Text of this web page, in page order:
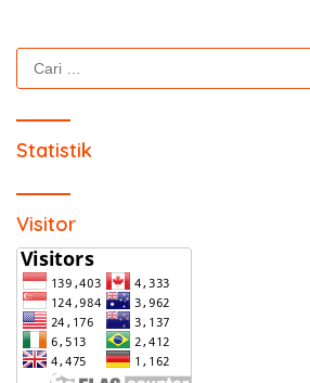
Cari
untuk:
Statistik
Visitor